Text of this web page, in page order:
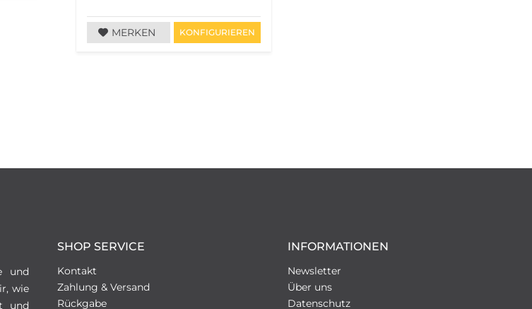
MERKEN KONFIGURIEREN
und
wie
und
SHOP SERVICE
Kontakt
Zahlung & Versand
Rückgabe
INFORMATIONEN
Newsletter
Über uns
Datenschutz